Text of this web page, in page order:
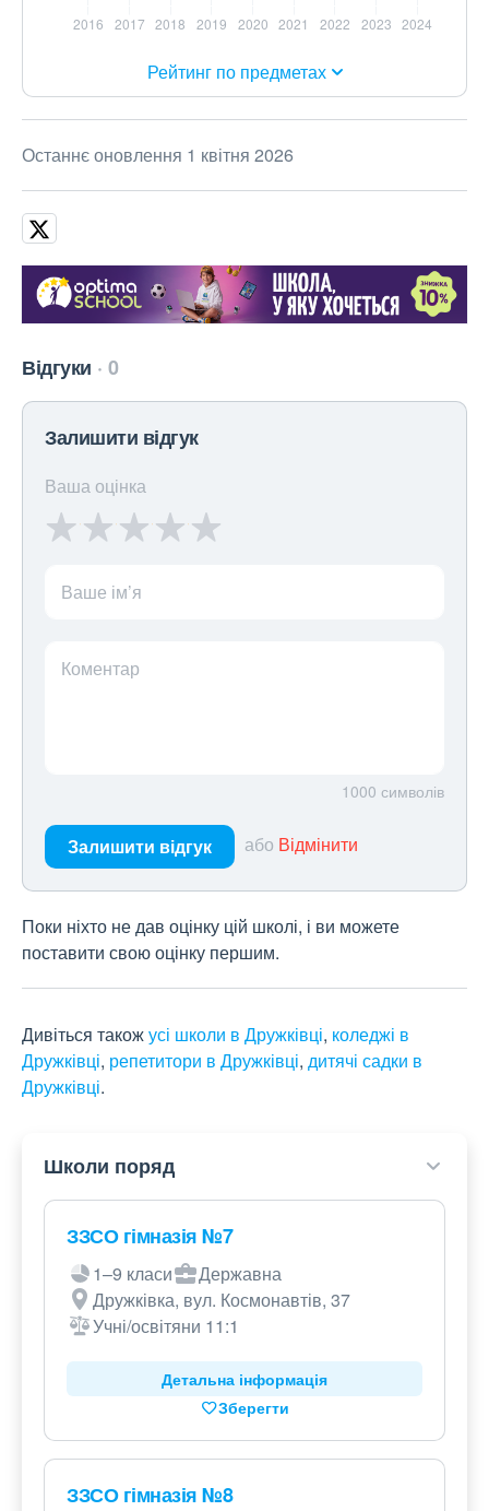
Рейтинг по предметах
Останнє оновлення 1 квітня 2026
Відгуки 0
Залишити відгук
Ваша оцінка
Ваше ім’я
Коментар
1000 символів
Залишити відгук або Відмінити
Поки ніхто не дав оцінку цій школі, і ви можете
поставити свою оцінку першим.
Дивіться такожусі школи в Дружківці, коледжі в
Дружківці, репетитори в Дружківці, дитячі садки в
Дружківці.
Школи поряд
ЗЗСО гімназія №7
1–9 класи
Державна
Дружківка, вул. Космонавтів, 37
Учні/освітяни 11:1
Детальна інформація
Зберегти
ЗЗСО гімназія №8